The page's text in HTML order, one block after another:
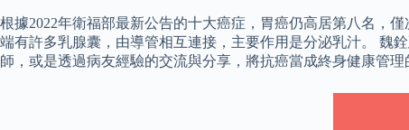
根據2022年衛福部最新公告的十大癌症，胃癌仍高居第八名，
端有許多乳腺囊，由導管相互連接，主要作用是分泌乳汁。 魏
師，或是透過病友經驗的交流與分享，將抗癌當成終身健康管理